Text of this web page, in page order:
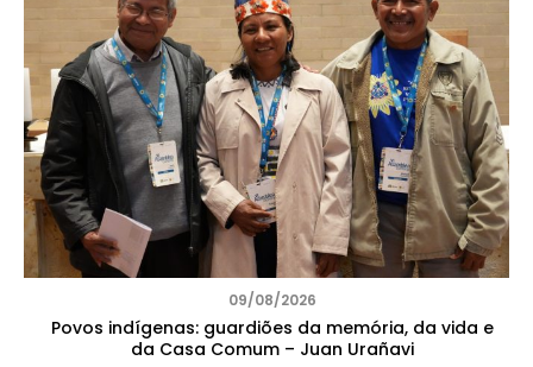
09/08/2026
Povos indígenas: guardiões da memória, da vida e
da Casa Comum – Juan Urañavi